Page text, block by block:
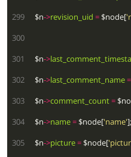
299
  $n
->revision_uid= $node[
300
301
  $n
->
302
  $n
->last_comment_name=
303
  $n
->comment_count=
304
  $n
->name= $node['name'
305
  $n
->picture= $node[